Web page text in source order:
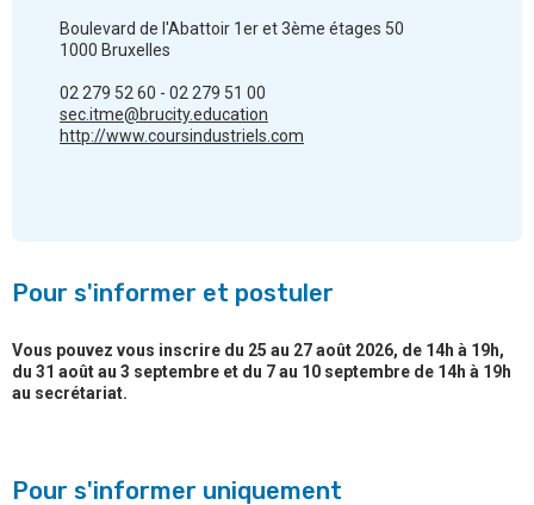
Boulevard de l'Abattoir 1er et 3ème étages 50
1000 Bruxelles
02 279 52 60 - 02 279 51 00
sec.itme@brucity.education
http://www.coursindustriels.com
Pour s'informer et postuler
Vous pouvez vous inscrire du 25 au 27 août 2026, de 14h à 19h,
du 31 août au 3 septembre et du 7 au 10 septembre de 14h à 19h
au secrétariat.
Pour s'informer uniquement